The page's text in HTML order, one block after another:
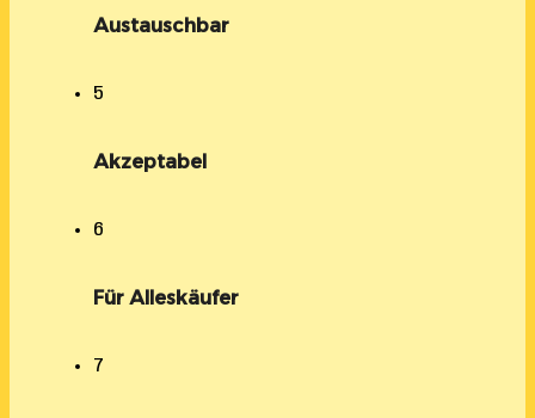
Austauschbar
5
Akzeptabel
6
Für Alleskäufer
7